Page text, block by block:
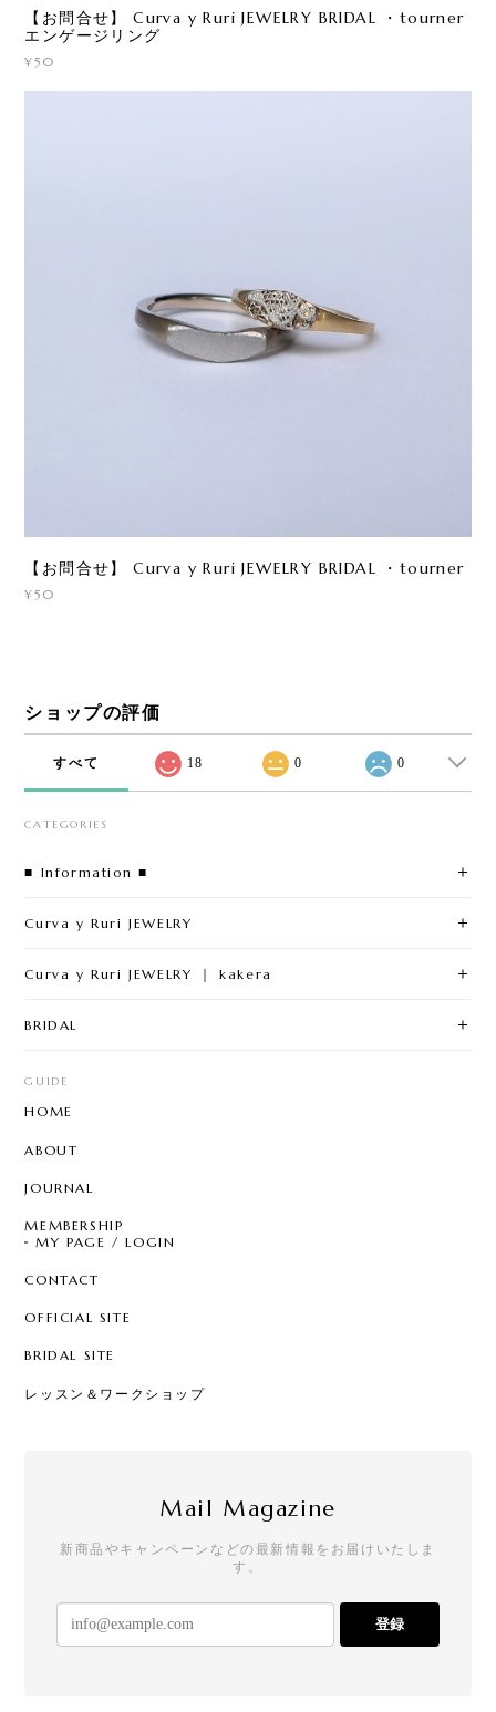
【お問合せ】 Curva y Ruri JEWELRY BRIDAL ・tourner
エンゲージリング
¥50
【お問合せ】 Curva y Ruri JEWELRY BRIDAL ・tourner
¥50
ショップの評価
すべて 18 0 0
CATEGORIES
■ Information ■
Curva y Ruri JEWELRY
Curva y Ruri JEWELRY ｜ kakera
BRIDAL
GUIDE
HOME
ABOUT
JOURNAL
MEMBERSHIP
MY PAGE / LOGIN
CONTACT
OFFICIAL SITE
BRIDAL SITE
レッスン＆ワークショップ
Mail Magazine
新商品やキャンペーンなどの最新情報をお届けいたしま
す。
登録